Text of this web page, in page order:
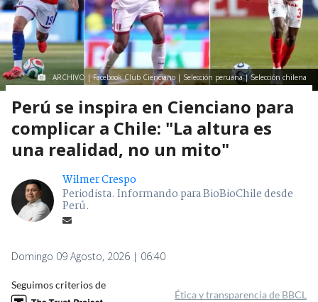
ARCHIVO | Facebook Club Cienciano | Selección peruana | Selección chilena
Perú se inspira en Cienciano para
complicar a Chile: "La altura es
una realidad, no un mito"
Wilmer Crespo
Periodista. Informando para BioBioChile desde
Perú.
Domingo 09 Agosto, 2026 | 06:40
Seguimos criterios de
Ética y transparencia de BBCL